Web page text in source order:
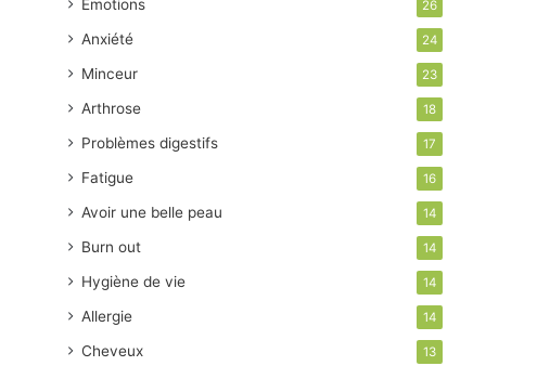
Emotions 26
Anxiété 24
Minceur 23
Arthrose 18
Problèmes digestifs 17
Fatigue 16
Avoir une belle peau 14
Burn out 14
Hygiène de vie 14
Allergie 14
Cheveux 13